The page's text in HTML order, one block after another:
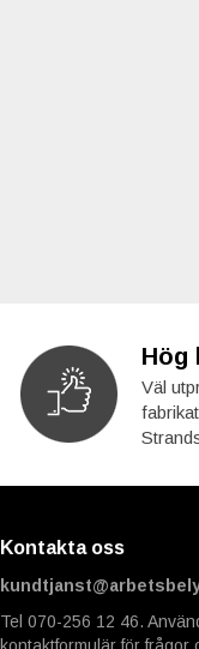
Hög
Väl
Kontakta oss
Tel 070-256 12 46.